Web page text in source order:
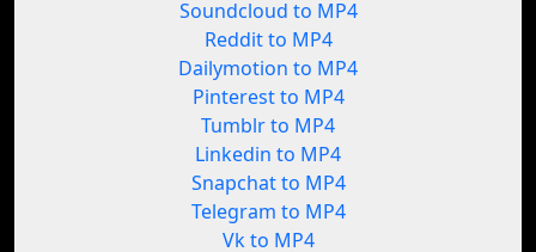
Soundcloud to MP4
Reddit to MP4
Dailymotion to MP4
Pinterest to MP4
Tumblr to MP4
Linkedin to MP4
Snapchat to MP4
Telegram to MP4
Vk to MP4